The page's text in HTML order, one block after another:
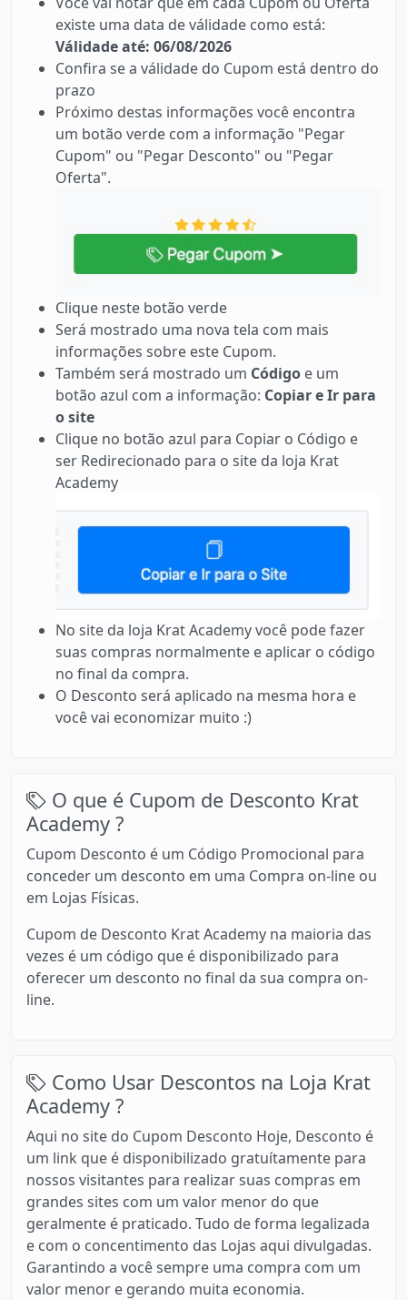
existe uma data de válidade como está:
Válidade até: 06/08/2026
Confira se a válidade do Cupom está dentro do
prazo
Próximo destas informações você encontra
um botão verde com a informação "Pegar
Cupom" ou "Pegar Desconto" ou "Pegar
Oferta".
Clique neste botão verde
Será mostrado uma nova tela com mais
informações sobre este Cupom.
Também será mostrado um Código e um
botão azul com a informação: Copiar e Ir para
o site
Clique no botão azul para Copiar o Código e
ser Redirecionado para o site da loja Krat
Academy
No site da loja Krat Academy você pode fazer
suas compras normalmente e aplicar o código
no final da compra.
O Desconto será aplicado na mesma hora e
você vai economizar muito :)
O que é Cupom de Desconto Krat
Academy ?
Cupom Desconto é um Código Promocional para
conceder um desconto em uma Compra on-line ou
em Lojas Físicas.
Cupom de Desconto Krat Academy na maioria das
vezes é um código que é disponibilizado para
oferecer um desconto no final da sua compra on-
line.
Como Usar Descontos na Loja Krat
Academy ?
Aqui no site do Cupom Desconto Hoje, Desconto é
um link que é disponibilizado gratuítamente para
nossos visitantes para realizar suas compras em
grandes sites com um valor menor do que
geralmente é praticado. Tudo de forma legalizada
e com o concentimento das Lojas aqui divulgadas.
Garantindo a você sempre uma compra com um
valor menor e gerando muita economia.